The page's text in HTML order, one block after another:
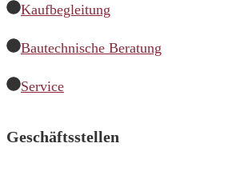
Kaufbegleitung
Bautechnische Beratung
Service
Geschäftsstellen